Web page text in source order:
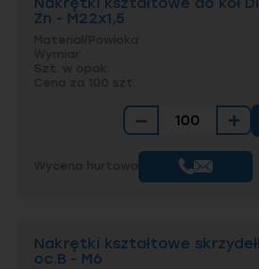
Zn - M22x1,5
− +
Nakrętki kształtowe
oc.B - M6